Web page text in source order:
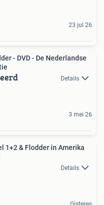
23 jul 26
- DVD - De Nederlandse
Details
3 mei 26
1+2 & Flodder in Amerika
Details